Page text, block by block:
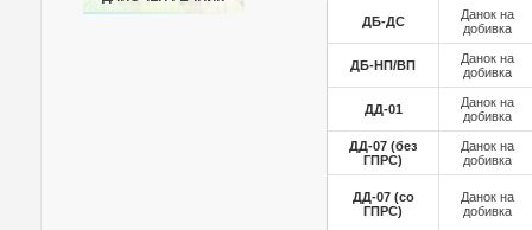
ДБ-ДС
Данок на
добивка
ДБ-НП/ВП
Данок на
добивка
ДД-01
Данок на
добивка
ДД-07 (без
ГПРС)
Данок на
добивка
ДД-07 (со
ГПРС)
Данок на
добивка